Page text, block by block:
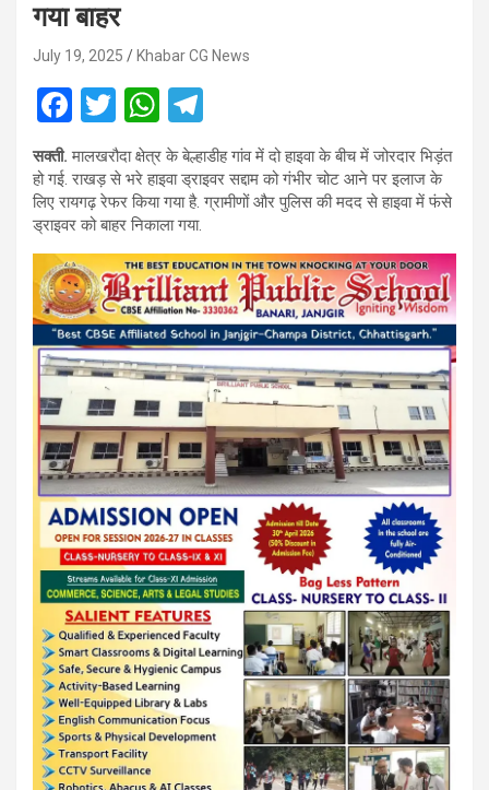
गया बाहर
July 19, 2025 Khabar CG News
F
a
ce
b
o
o
k
T
wi
tt
er
W
h
at
s
A
p
p
el
e
gr
a
m
सक्ती. मालखरौदा क्षेत्र के बेल्हाडीह गांव में दो हाइवा के बीच में जोरदार भिड़ंत
हो गई. राखड़ से भरे हाइवा ड्राइवर सद्दाम को गंभीर चोट आने पर इलाज के
लिए रायगढ़ रेफर किया गया है. ग्रामीणों और पुलिस की मदद से हाइवा में फंसे
ड्राइवर को बाहर निकाला गया.